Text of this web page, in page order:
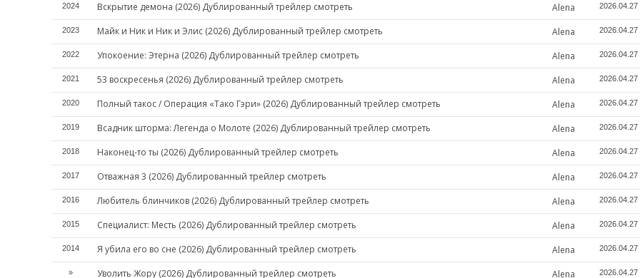
2024 Вскрытие демона (2026) Дублированный трейлер смотреть Alena 2026.04.27
2023 Майк и Ник и Ник и Элис (2026) Дублированный трейлер смотреть Alena 2026.04.27
2022 Упокоение: Этерна (2026) Дублированный трейлер смотреть Alena 2026.04.27
2021 53 воскресенья (2026) Дублированный трейлер смотреть Alena 2026.04.27
2020 Полный такос / Операция «Тако Гэри» (2026) Дублированный трейлер смотреть Alena 2026.04.27
2019 Всадник шторма: Легенда о Молоте (2026) Дублированный трейлер смотреть Alena 2026.04.27
2018 Наконец-то ты (2026) Дублированный трейлер смотреть Alena 2026.04.27
2017 Отважная 3 (2026) Дублированный трейлер смотреть Alena 2026.04.27
2016 Любитель блинчиков (2026) Дублированный трейлер смотреть Alena 2026.04.27
2015 Специалист: Месть (2026) Дублированный трейлер смотреть Alena 2026.04.27
2014 Я убила его во сне (2026) Дублированный трейлер смотреть Alena 2026.04.27
» Уволить Жору (2026) Дублированный трейлер смотреть Alena 2026.04.27